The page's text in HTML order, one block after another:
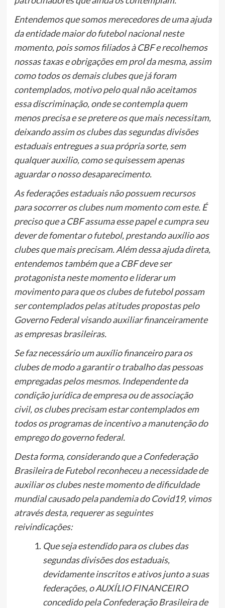
Entendemos que somos merecedores de uma ajuda
da entidade maior do futebol nacional neste
momento, pois somos filiados à CBF e recolhemos
nossas taxas e obrigações em prol da mesma, assim
como todos os demais clubes que já foram
contemplados, motivo pelo qual não aceitamos
essa discriminação, onde se contempla quem
menos precisa e se pretere os que mais necessitam,
deixando assim os clubes das segundas divisões
estaduais entregues a sua própria sorte, sem
qualquer auxilio, como se quisessem apenas
aguardar o nosso desaparecimento.
As federações estaduais não possuem recursos
para socorrer os clubes num momento com este. É
preciso que a CBF assuma esse papel e cumpra seu
dever de fomentar o futebol, prestando auxílio aos
clubes que mais precisam. Além dessa ajuda direta,
entendemos também que a CBF deve ser
protagonista neste momento e liderar um
movimento para que os clubes de futebol possam
ser contemplados pelas atitudes propostas pelo
Governo Federal visando auxiliar financeiramente
as empresas brasileiras.
Se faz necessário um auxílio financeiro para os
clubes de modo a garantir o trabalho das pessoas
empregadas pelos mesmos. Independente da
condição jurídica de empresa ou de associação
civil, os clubes precisam estar contemplados em
todos os programas de incentivo a manutenção do
emprego do governo federal.
Desta forma, considerando que a Confederação
Brasileira de Futebol reconheceu a necessidade de
auxiliar os clubes neste momento de dificuldade
mundial causado pela pandemia do Covid19, vimos
através desta, requerer as seguintes
reivindicações:
Que seja estendido para os clubes das
segundas divisões dos estaduais,
devidamente inscritos e ativos junto a suas
federações, o AUXÍLIO FINANCEIRO
concedido pela Confederação Brasileira de